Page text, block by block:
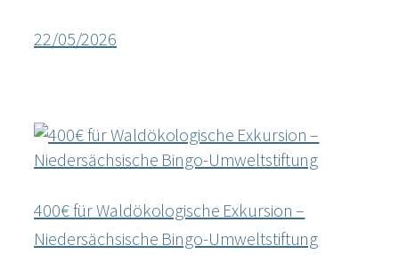
22/05/2026
400€ für Waldökologische Exkursion –
Niedersächsische Bingo-Umweltstiftung